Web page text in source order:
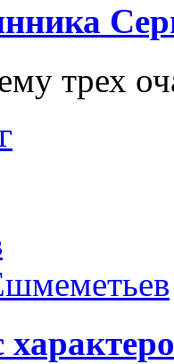
трех